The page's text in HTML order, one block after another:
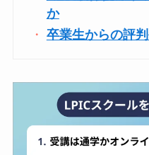
か
卒業生からの評